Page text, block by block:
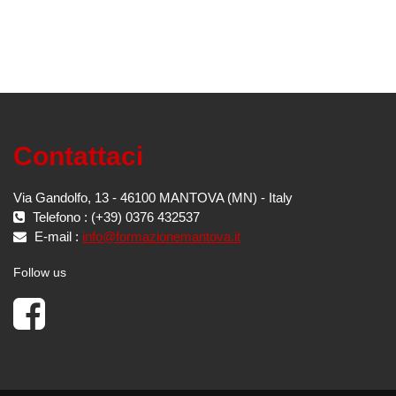
Contattaci
Via Gandolfo, 13 - 46100 MANTOVA (MN) - Italy
Telefono : (+39) 0376 432537
E-mail : info@formazionemantova.it
Follow us